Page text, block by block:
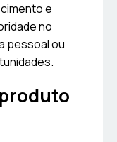
e
no
pessoal ou